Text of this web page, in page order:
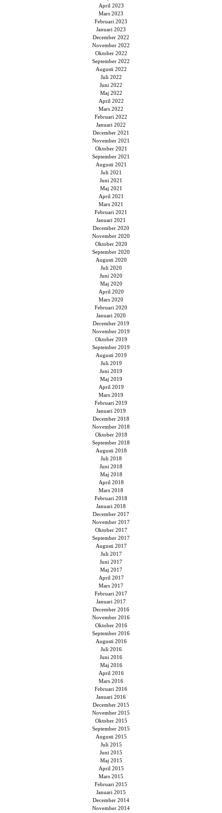
April 2023
Mars 2023
Februari 2023
Januari 2023
December 2022
November 2022
Oktober 2022
September 2022
Augusti 2022
Juli 2022
Juni 2022
Maj 2022
April 2022
Mars 2022
Februari 2022
Januari 2022
December 2021
November 2021
Oktober 2021
September 2021
Augusti 2021
Juli 2021
Juni 2021
Maj 2021
April 2021
Mars 2021
Februari 2021
Januari 2021
December 2020
November 2020
Oktober 2020
September 2020
Augusti 2020
Juli 2020
Juni 2020
Maj 2020
April 2020
Mars 2020
Februari 2020
Januari 2020
December 2019
November 2019
Oktober 2019
September 2019
Augusti 2019
Juli 2019
Juni 2019
Maj 2019
April 2019
Mars 2019
Februari 2019
Januari 2019
December 2018
November 2018
Oktober 2018
September 2018
Augusti 2018
Juli 2018
Juni 2018
Maj 2018
April 2018
Mars 2018
Februari 2018
Januari 2018
December 2017
November 2017
Oktober 2017
September 2017
Augusti 2017
Juli 2017
Juni 2017
Maj 2017
April 2017
Mars 2017
Februari 2017
Januari 2017
December 2016
November 2016
Oktober 2016
September 2016
Augusti 2016
Juli 2016
Juni 2016
Maj 2016
April 2016
Mars 2016
Februari 2016
Januari 2016
December 2015
November 2015
Oktober 2015
September 2015
Augusti 2015
Juli 2015
Juni 2015
Maj 2015
April 2015
Mars 2015
Februari 2015
Januari 2015
December 2014
November 2014